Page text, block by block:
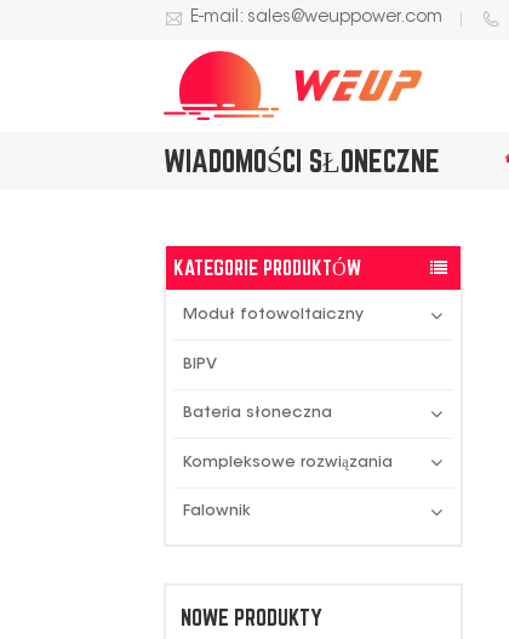
E-mail: sales@weuppower.com
WIADOMOŚCI SŁONECZNE
KATEGORIE PRODUKTÓW
Moduł fotowoltaiczny
BIPV
Bateria słoneczna
Kompleksowe rozwiązania
Falownik
NOWE PRODUKTY